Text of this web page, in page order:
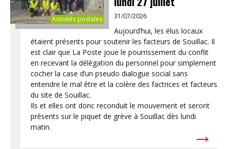
Activités postales 31/07/2026
Aujourd’hui, les élus locaux
étaient présents pour soutenir les facteurs de Souillac. Il
est clair que La Poste joue le pourrissement du conflit
en recevant la délégation du personnel pour simplement
cocher la case d’un pseudo dialogue social sans
entendre le mal être et la colère des factrices et facteurs
du site de Souillac.
Ils et elles ont donc reconduit le mouvement et seront
présents sur le piquet de grève à Souillac dès lundi
matin.
→